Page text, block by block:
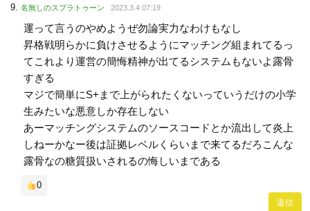
名無しのスプラトゥーン 2023.3.4 07:19
運って言うのやめようぜ勿論実力なわけもなし
昇格戦明らかに負けさせるようにマッチング組まれてるっ
てこれより運営の簡悔精神が出てるシステムもないよ露骨
すぎる
マジで簡単にS+まで上がられたくないっていうだけの小学
生みたいな悪意しか存在しない
あーマッチングシステムのソースコードとか流出して炎上
しねーかなー後は証拠レベルくらいまで来てるだろこんな
露骨なの糖質扱いされるの悔しいまである
0
返信